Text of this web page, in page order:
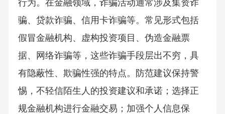
行为。在金融领域，诈骗活动通常涉及集资诈
骗、贷款诈骗、信用卡诈骗等。常见形式包括
假冒金融机构、虚构投资项目、伪造金融票
据、网络诈骗等，这些诈骗手段层出不穷，具
有隐蔽性、欺骗性强的特点。防范建议保持警
惕，不轻信陌生人的投资建议和承诺；选择正
规金融机构进行金融交易；加强个人信息保